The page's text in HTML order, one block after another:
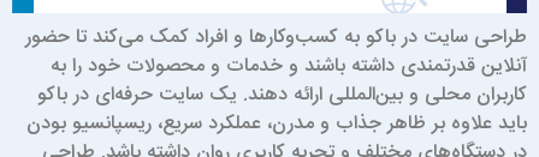
طراحی سایت در باکو به کسب‌وکارها و افراد کمک می‌کند تا حضور
آنلاین قدرتمندی داشته باشند و خدمات و محصولات خود را به
کاربران محلی و بین‌المللی ارائه دهند. یک سایت حرفه‌ای در باکو
باید علاوه بر ظاهر جذاب و مدرن، عملکرد سریع، ریسپانسیو بودن